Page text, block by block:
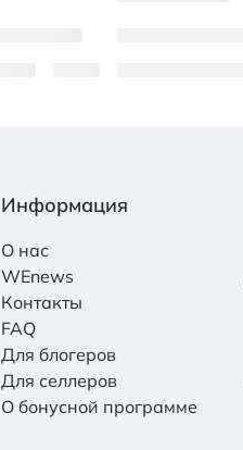
Информация
О нас
WEnews
Контакты
FAQ
Для блогеров
Для селлеров
О бонусной программе